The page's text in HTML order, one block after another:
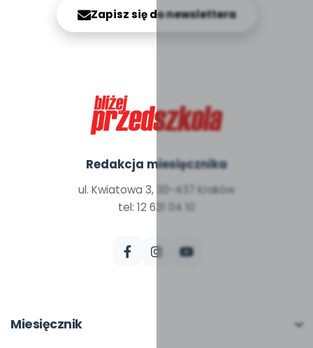
Zapisz się do newslettera
Redakcja miesięcznika
ul. Kwiatowa 3, 30-437 Kraków
tel: 12 631 04 10
Miesięcznik